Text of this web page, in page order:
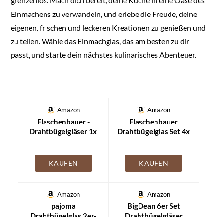
Einmachens zu verwandeln, und erlebe die Freude, deine
eigenen, frischen und leckeren Kreationen zu genießen und
zu teilen. Wähle das Einmachglas, das am besten zu dir
passt, und starte dein nächstes kulinarisches Abenteuer.
Amazon
Flaschenbauer -
Drahtbügelgläser 1x
Bügelverschluss inkl.
Etiketten -
Drahtbügelglas mit
Dichtungsringen,
Aufbewahrungsglas -
KAUFEN
Amazon
Flaschenbauer
Drahtbügelglas Set 4x
Bügelverschluss inkl.
Etiketten - Vorratsglas
Bügelglas,
Aufbewahrungsglas
für Lebensmittel -
KAUFEN
Amazon
pajoma
Amazon
BigDean 6er Set